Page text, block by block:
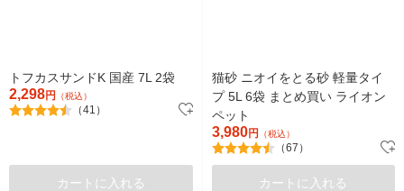
トフカスサンドK 国産 7L 2袋
2,298円 （税込）
（41）
カートに入れる
猫砂 ニオイをとる砂 軽量タイ
プ 5L 6袋 まとめ買い ライオン
ペット
3,980円 （税込）
（67）
カートに入れる